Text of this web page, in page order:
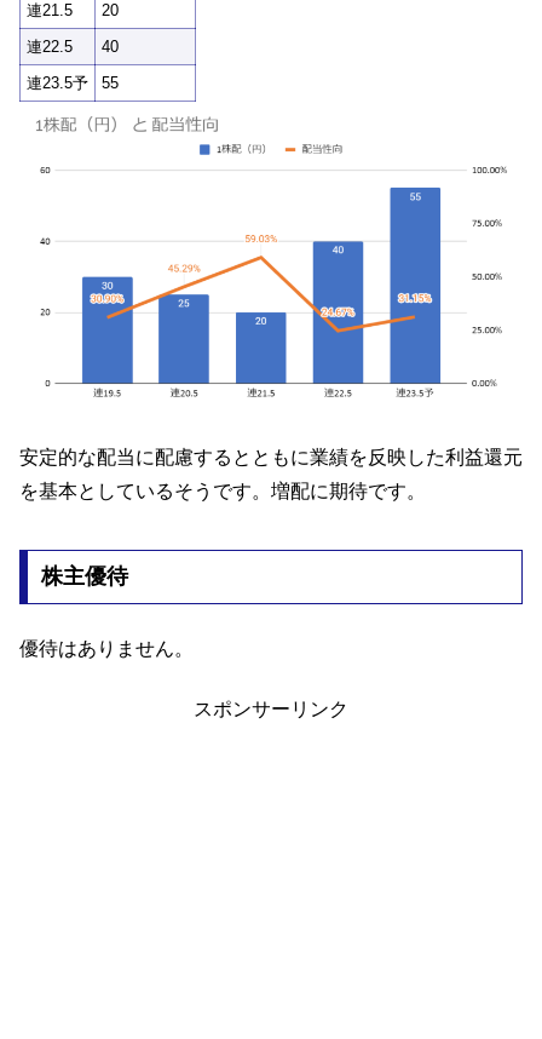
連21.5
20
連22.5
40
連23.5予
55
安定的な配当に配慮するとともに業績を反映した利益還元
を基本としているそうです。増配に期待です。
株主優待
優待はありません。
スポンサーリンク